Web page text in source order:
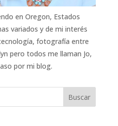
en Oregon, Estados
variados y de mi interés
fotografía entre
pero todos me llaman Jo,
por mi blog.